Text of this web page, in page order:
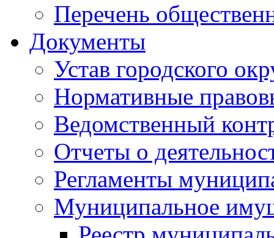
Перечень
Документы
Устав городского
Нормативные
Ведомственный
Отчеты о
Регламенты
Муниципальное